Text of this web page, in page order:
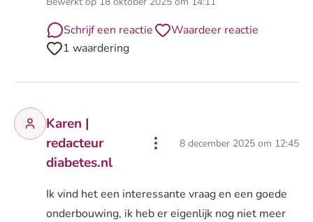
Schrijf een reactie
Waardeer reactie
1 waardering
Karen |
redacteur
diabetes.nl
8 december 2025 om 12:45
Ik vind het een interessante vraag en een goede
onderbouwing, ik heb er eigenlijk nog niet meer